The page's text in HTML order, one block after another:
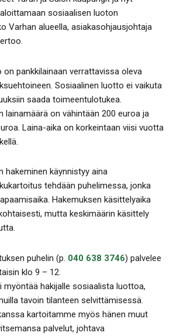
sosiaalisen luoton
Varhan alueella, asiakasohjausjohtaja
pankkilainaan verrattavissa oleva
Sosiaalinen luotto ei vaikuta
saada toimeentulotukea.
lainamäärä on vähintään 200 euroa ja
Laina-aika on korkeintaan viisi vuotta
hakeminen käynnistyy aina
tehdään puhelimessa, jonka
Hakemuksen käsittelyaika
mutta keskimäärin käsittely
puhelin (p. 040 638 3746) palvelee
klo 9 – 12.
myöntää hakijalle sosiaalista luottoa,
tavoin tilanteen selvittämisessä.
kartoitamme myös hänen muut
palvelut, johtava